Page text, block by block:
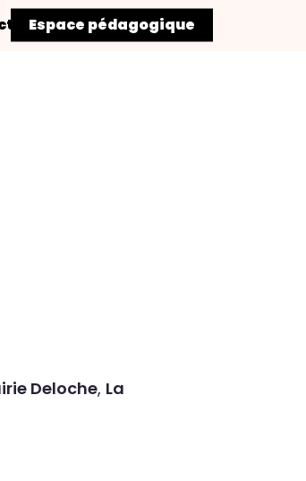
Espace pédagogique
Deloche, La